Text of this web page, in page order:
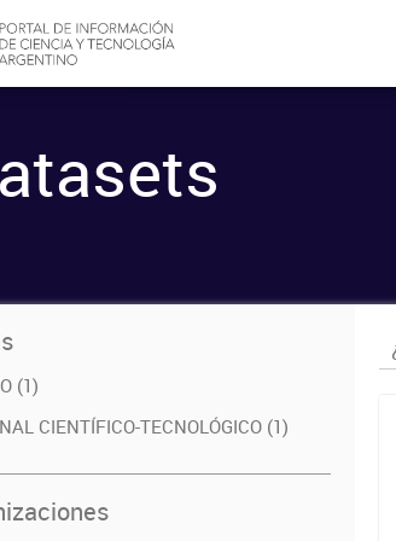
(1)
CIENTÍFICO-TECNOLÓGICO (1)